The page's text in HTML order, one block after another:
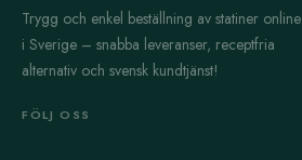
Trygg och enkel beställning av statiner online
i Sverige – snabba leveranser, receptfria
alternativ och svensk kundtjänst!
FÖLJ OSS